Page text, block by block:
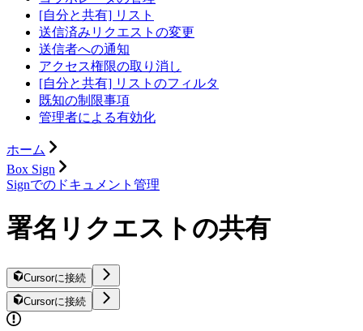
[自分と共有] リスト
送信済みリクエストの変更
送信者への通知
アクセス権限の取り消し
[自分と共有] リストのフィルタ
既知の制限事項
管理者による有効化
ホーム
Box Sign
Signでのドキュメント管理
署名リクエストの共有
Cursorに接続
Cursorに接続